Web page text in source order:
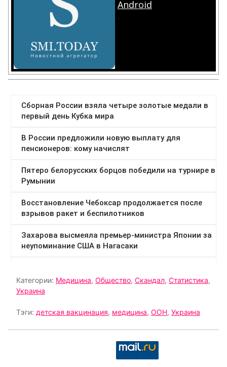
Android
.
Категории: Медицина, Общество, Скандал, Статистика,
Украина
Тэги: детская вакцинация, медицина, ООН, Украина